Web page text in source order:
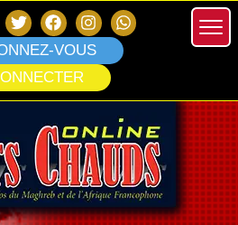
VOUS